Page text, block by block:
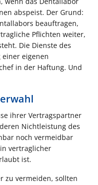
abspeist. Der Grund:
beauftragen,
Pflichten weiter,
Die Dienste des
eigenen
in der Haftung. Und
ihrer Vertragspartner
Nichtleistung des
noch vermeidbar
vertraglicher
ist.
zu vermeiden, sollten